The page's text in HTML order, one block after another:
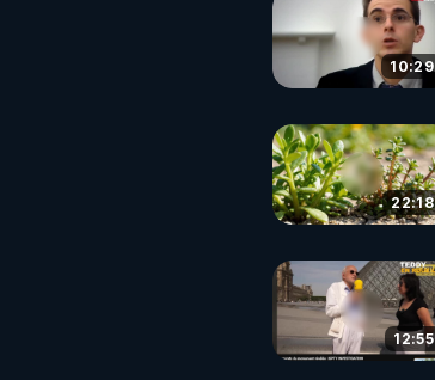
10:29
22:18
12:55